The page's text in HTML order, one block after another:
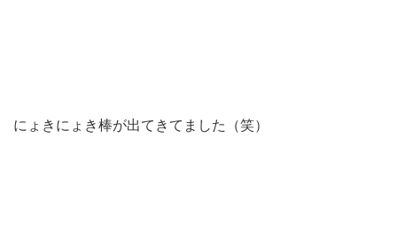
にょきにょき棒が出てきてました（笑）